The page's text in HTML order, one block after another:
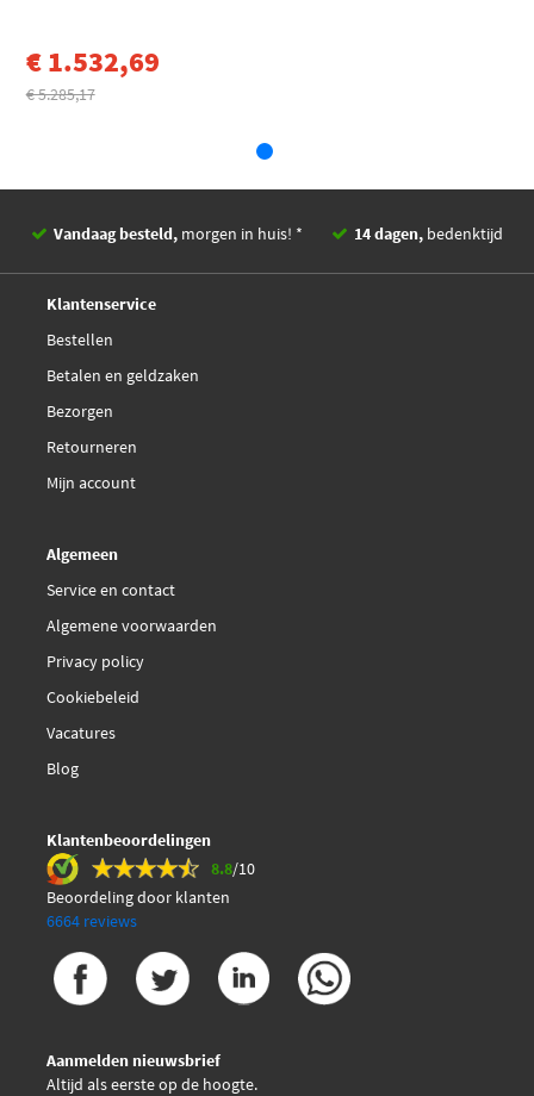
€ 1.532,69
€ 5.285,17
Vandaag besteld, morgen in huis! * 14 dagen, bedenktijd
Klantenservice
Bestellen
Betalen en geldzaken
Bezorgen
Retourneren
Mijn account
Algemeen
Service en contact
Algemene voorwaarden
Privacy policy
Cookiebeleid
Vacatures
Blog
Klantenbeoordelingen
8.8/10
Beoordeling door klanten
6664 reviews
Aanmelden nieuwsbrief
Altijd als eerste op de hoogte.